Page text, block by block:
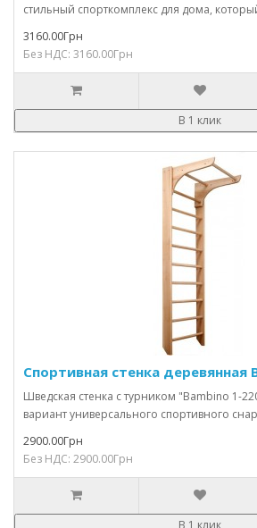
стильный спорткомплекс для дома,
3160.00Грн
Без НДС: 3160.00Грн
В 1 клик
Спортивная стенка деревянная
Шведская стенка с турником "Bambino 1-
вариант универсального спортивного
2900.00Грн
Без НДС: 2900.00Грн
В 1 клик